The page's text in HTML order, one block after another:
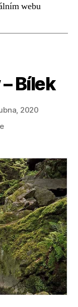
webu
Bílek
2020
u
názvem
Údolí
Doubravy
–
Bílek